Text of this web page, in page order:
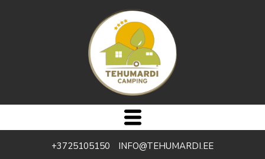
+3725105150 INFO@TEHUMARDI.EE